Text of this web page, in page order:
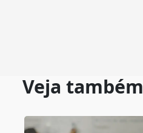
Veja também